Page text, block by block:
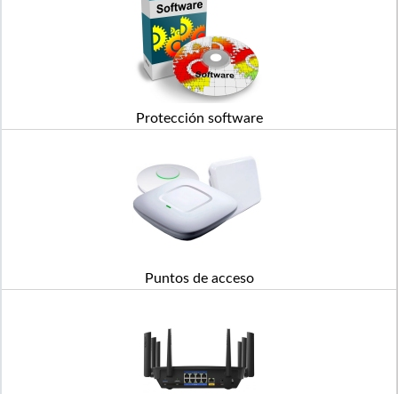
Protección software
Puntos de acceso